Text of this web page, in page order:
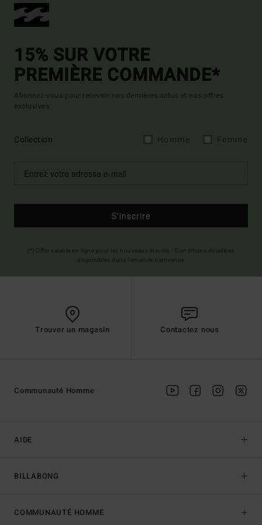
15% SUR VOTRE
PREMIÈRE COMMANDE*
Abonnez-vous pour recevoir nos dernières actus et nos offres
exclusives.
Collection
S'inscrire
Trouver un magasin Contactez nous
AIDE
BILLABONG
Communauté Homme
COMMUNAUTÉ HOMME